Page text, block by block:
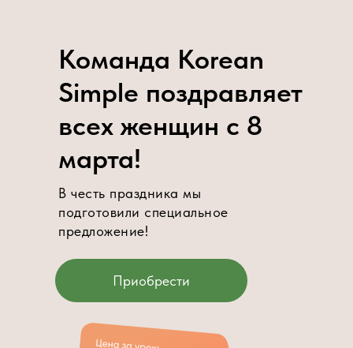
Команда Korean
Simple поздравляет
всех женщин с 8
марта!
В честь праздника мы
подготовили специальное
предложение!
Приобрести